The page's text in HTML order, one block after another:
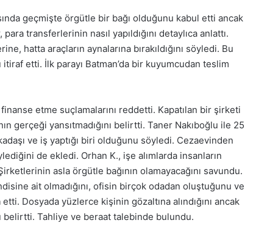
geçmişte örgütle bir bağı olduğunu kabul etti ancak
transferlerinin nasıl yapıldığını detaylıca anlattı.
hatta araçların aynalarına bırakıldığını söyledi. Bu
itiraf etti. İlk parayı Batman’da bir kuyumcudan teslim
etme suçlamalarını reddetti. Kapatılan bir şirketi
gerçeği yansıtmadığını belirtti. Taner Nakıboğlu ile 25
ve iş yaptığı biri olduğunu söyledi. Cezaevinden
de ekledi. Orhan K., işe alımlarda insanların
asla örgütle bağının olamayacağını savundu.
ait olmadığını, ofisin birçok odadan oluştuğunu ve
Dosyada yüzlerce kişinin gözaltına alındığını ancak
belirtti. Tahliye ve beraat talebinde bulundu.